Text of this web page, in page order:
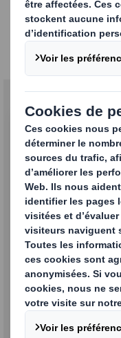
Industrie
Nos solutions